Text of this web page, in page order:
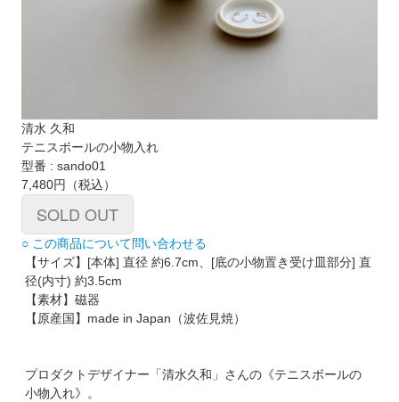
清水 久和
テニスボールの小物入れ
型番 : sando01
7,480円 （税込）
SOLD OUT
○ この商品について問い合わせる
【サイズ】[本体] 直径 約6.7cm、[底の小物置き受け皿部分] 直
径(内寸) 約3.5cm
【素材】磁器
【原産国】made in Japan（波佐見焼）
プロダクトデザイナー「清水久和」さんの《テニスボールの
小物入れ》。